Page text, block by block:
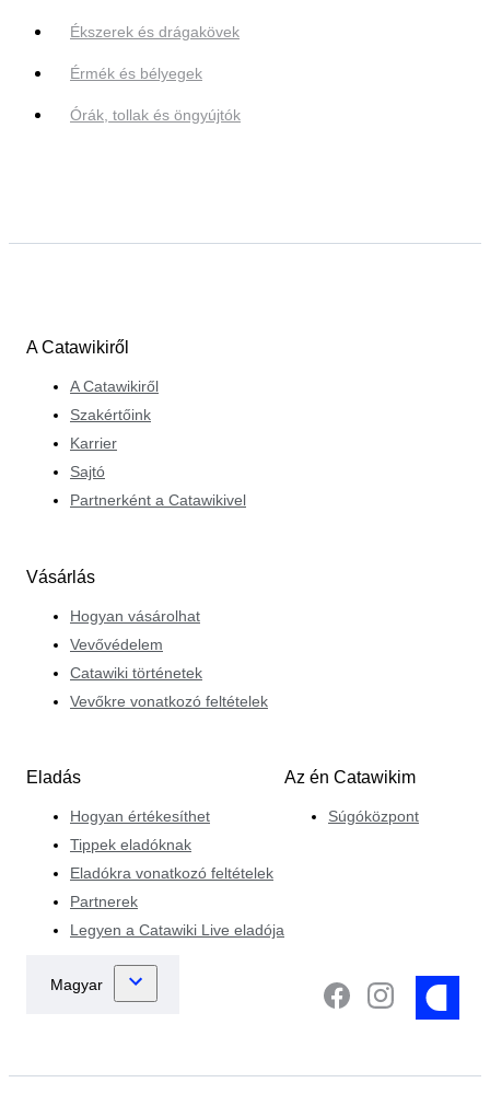
Ékszerek és drágakövek
Érmék és bélyegek
Órák, tollak és öngyújtók
A Catawikiről
A Catawikiről
Szakértőink
Karrier
Sajtó
Partnerként a Catawikivel
Vásárlás
Hogyan vásárolhat
Vevővédelem
Catawiki történetek
Vevőkre vonatkozó feltételek
Eladás
Hogyan értékesíthet
Tippek eladóknak
Eladókra vonatkozó feltételek
Partnerek
Legyen a Catawiki Live eladója
Az én Catawikim
Súgóközpont